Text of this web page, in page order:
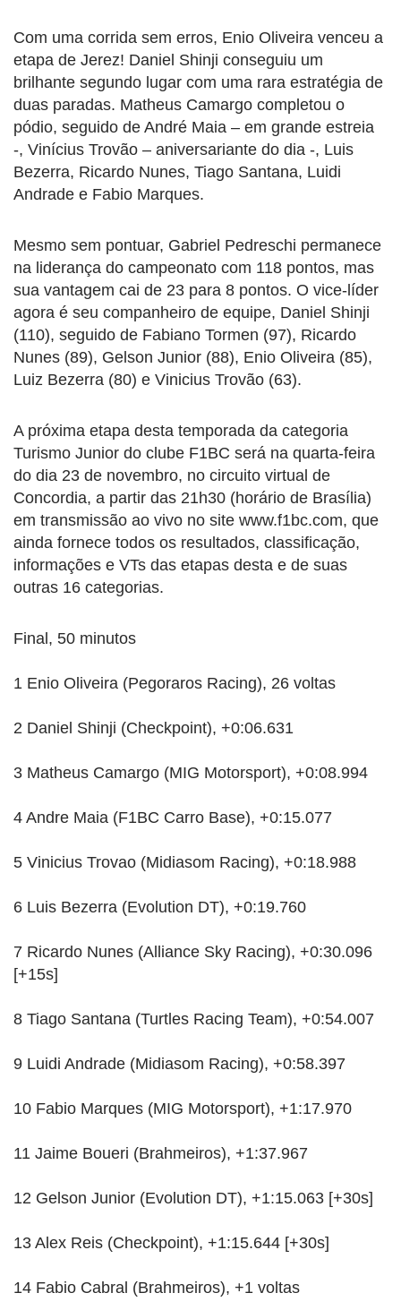
Com uma corrida sem erros, Enio Oliveira venceu a
etapa de Jerez! Daniel Shinji conseguiu um
brilhante segundo lugar com uma rara estratégia de
duas paradas. Matheus Camargo completou o
pódio, seguido de André Maia – em grande estreia
-, Vinícius Trovão – aniversariante do dia -, Luis
Bezerra, Ricardo Nunes, Tiago Santana, Luidi
Andrade e Fabio Marques.
Mesmo sem pontuar, Gabriel Pedreschi permanece
na liderança do campeonato com 118 pontos, mas
sua vantagem cai de 23 para 8 pontos. O vice-líder
agora é seu companheiro de equipe, Daniel Shinji
(110), seguido de Fabiano Tormen (97), Ricardo
Nunes (89), Gelson Junior (88), Enio Oliveira (85),
Luiz Bezerra (80) e Vinicius Trovão (63).
A próxima etapa desta temporada da categoria
Turismo Junior do clube F1BC será na quarta-feira
do dia 23 de novembro, no circuito virtual de
Concordia, a partir das 21h30 (horário de Brasília)
em transmissão ao vivo no site www.f1bc.com, que
ainda fornece todos os resultados, classificação,
informações e VTs das etapas desta e de suas
outras 16 categorias.
Final, 50 minutos
1 Enio Oliveira (Pegoraros Racing), 26 voltas
2 Daniel Shinji (Checkpoint), +0:06.631
3 Matheus Camargo (MIG Motorsport), +0:08.994
4 Andre Maia (F1BC Carro Base), +0:15.077
5 Vinicius Trovao (Midiasom Racing), +0:18.988
6 Luis Bezerra (Evolution DT), +0:19.760
7 Ricardo Nunes (Alliance Sky Racing), +0:30.096
[+15s]
8 Tiago Santana (Turtles Racing Team), +0:54.007
9 Luidi Andrade (Midiasom Racing), +0:58.397
10 Fabio Marques (MIG Motorsport), +1:17.970
11 Jaime Boueri (Brahmeiros), +1:37.967
12 Gelson Junior (Evolution DT), +1:15.063 [+30s]
13 Alex Reis (Checkpoint), +1:15.644 [+30s]
14 Fabio Cabral (Brahmeiros), +1 voltas